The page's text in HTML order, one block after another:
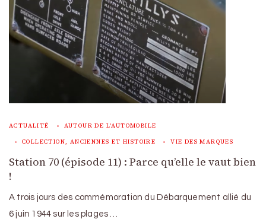
ACTUALITÉ AUTOUR DE L'AUTOMOBILE
COLLECTION, ANCIENNES ET HISTOIRE VIE DES MARQUES
Station 70 (épisode 11) : Parce qu’elle le vaut bien
!
A trois jours des commémoration du Débarquement allié du
6 juin 1944 sur les plages …